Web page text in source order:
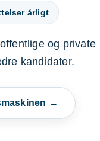
årligt
og private
kandidater.
→